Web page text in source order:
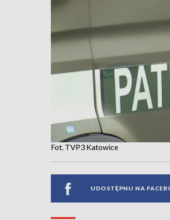
Fot. TVP3 Katowice
UDOSTĘPNIJ NA